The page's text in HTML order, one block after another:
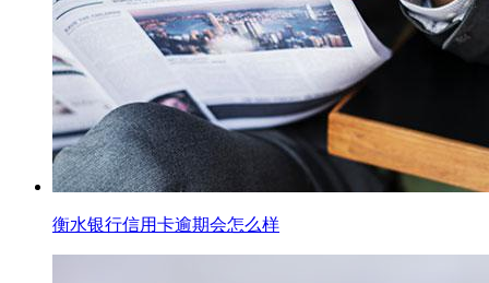
衡水银行信用卡逾期会怎么样